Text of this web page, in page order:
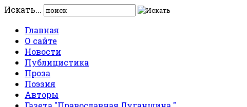
Искать...
Главная
О сайте
Новости
Публицистика
Проза
Поэзия
Авторы